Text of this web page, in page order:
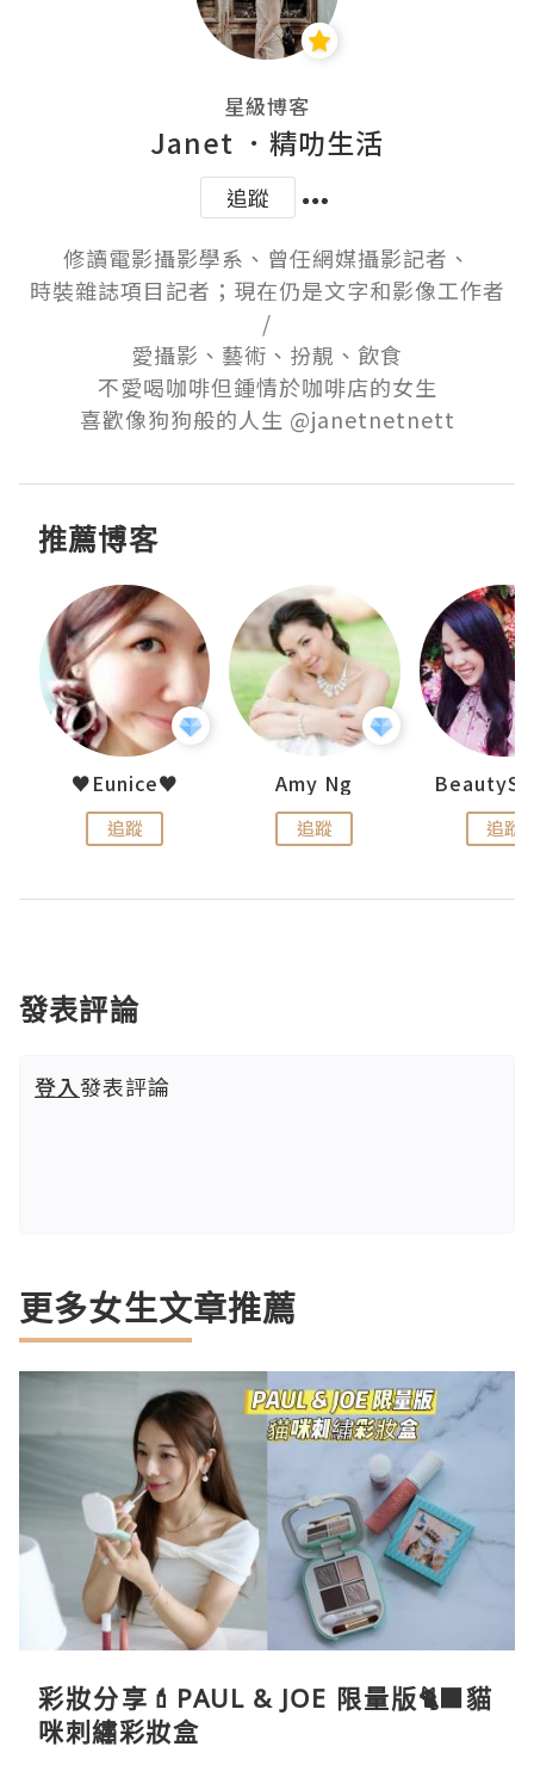
星級博客
Janet ．精叻生活
追蹤
修讀電影攝影學系、曾任網媒攝影記者、
時裝雜誌項目記者；現在仍是文字和影像工作者
/
愛攝影、藝術、扮靚、飲食
不愛喝咖啡但鍾情於咖啡店的女生
推薦博客
♥Eunice♥
追蹤
Amy Ng
追蹤 追蹤
發表評論
登入發表評論
更多女生文章推薦
彩妝分享💄PAUL & JOE 限量版🐈‍⬛貓
咪刺繡彩妝盒